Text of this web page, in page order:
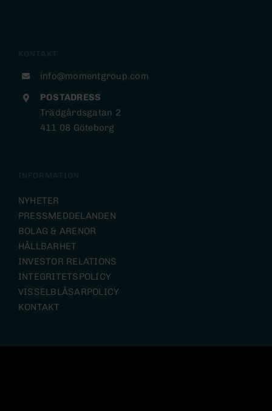
NYHETER
PRESSMEDDELANDEN
BOLAG & ARENOR
HÅLLBARHET
INVESTOR RELATIONS
INTEGRITETSPOLICY
VISSELBLÅSARPOLICY
KONTAKT
info@momentgroup.com
POSTADRESS
Trädgårdsgatan 2
411 08 Göteborg